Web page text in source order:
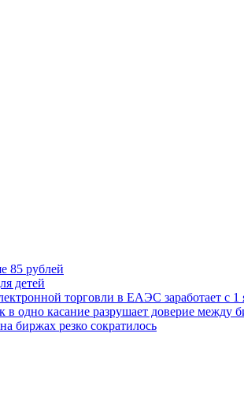
85 рублей
детей
торговли в ЕАЭС заработает с 1
одно касание разрушает доверие между
биржах резко сократилось